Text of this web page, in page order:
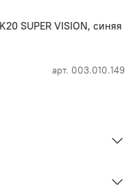
арт. 003.010.149
SUPER VISION, синяя